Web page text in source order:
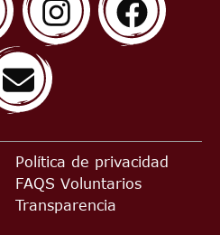
Política de privacidad
FAQS Voluntarios
Transparencia